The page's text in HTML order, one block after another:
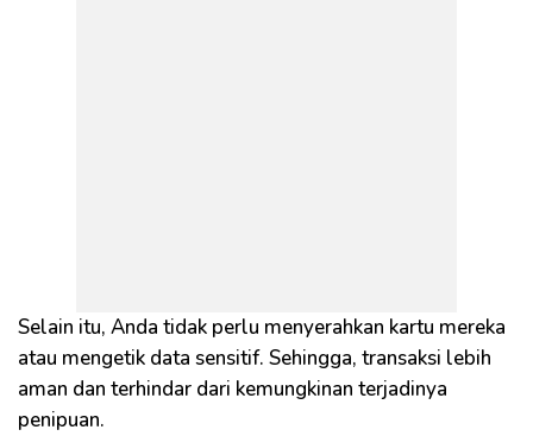
Selain itu, Anda tidak perlu menyerahkan kartu mereka
atau mengetik data sensitif. Sehingga, transaksi lebih
aman dan terhindar dari kemungkinan terjadinya
penipuan.